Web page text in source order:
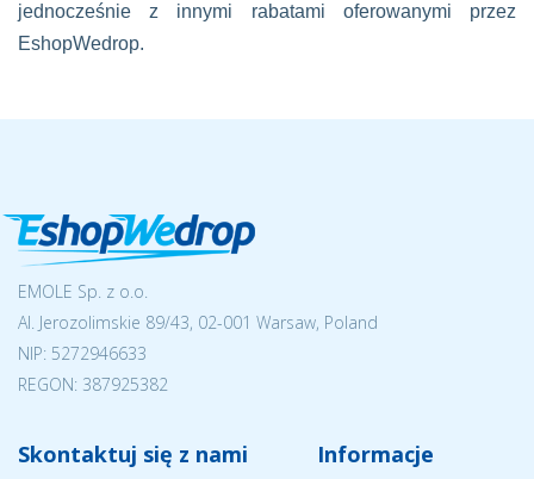
jednocześnie z innymi rabatami oferowanymi przez
EshopWedrop.
EMOLE Sp. z o.o.
Al. Jerozolimskie 89/43, 02-001 Warsaw, Poland
NIP: 5272946633
REGON: 387925382
Skontaktuj się z nami Informacje